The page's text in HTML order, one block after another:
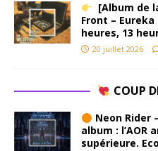
[Album de
Front –
heures, 13
20 juillet 2026
COUP
Neon Rider
album : l’AOR
supérieure.